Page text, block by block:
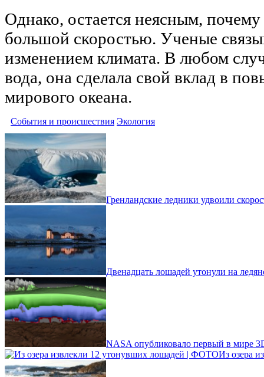
Однако, остается неясным, почему
большой скоростью. Ученые
изменением климата. В любом
вода, она сделала свой вклад в
мирового океана.
События и происшествия Экология
Гренландские ледники удвоили
Двенадцать лошадей утонули на
NASA опубликовало первый в мире
Из озера